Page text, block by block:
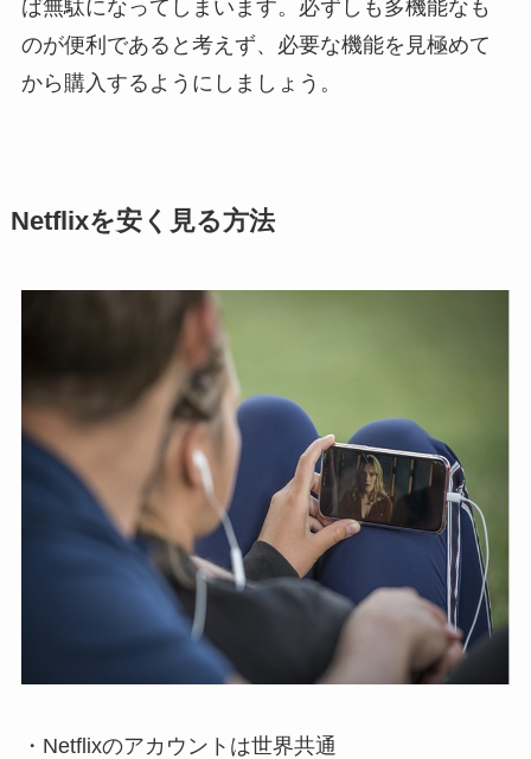
ば無駄になってしまいます。必ずしも多機能なも
のが便利であると考えず、必要な機能を見極めて
から購入するようにしましょう。
Netflixを安く見る方法
・Netflixのアカウントは世界共通